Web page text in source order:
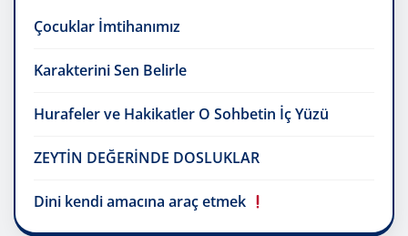
Çocuklar İmtihanımız
Karakterini Sen Belirle
Hurafeler ve Hakikatler O Sohbetin İç Yüzü
ZEYTİN DEĞERİNDE DOSLUKLAR
Dini kendi amacına araç etmek